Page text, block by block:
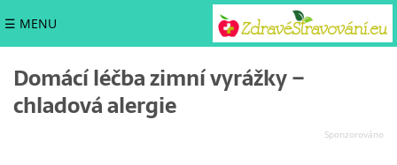
☰ MENU
Domácí léčba zimní vyrážky –
chladová alergie